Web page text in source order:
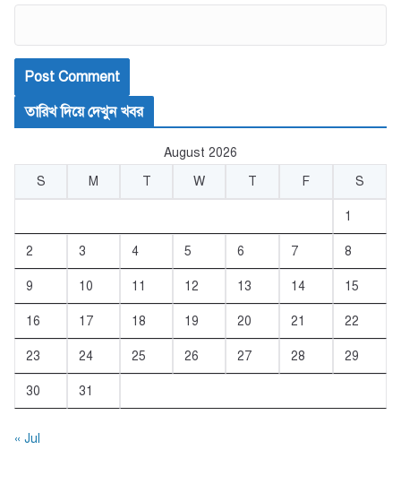
তারিখ দিয়ে দেখুন খবর
August 2026
S
M T W T F S
1
2 3 4 5 6 7 8
9 10 11 12 13 14 15
16 17 18 19 20 21 22
23 24 25 26 27 28 29
30 31
« Jul